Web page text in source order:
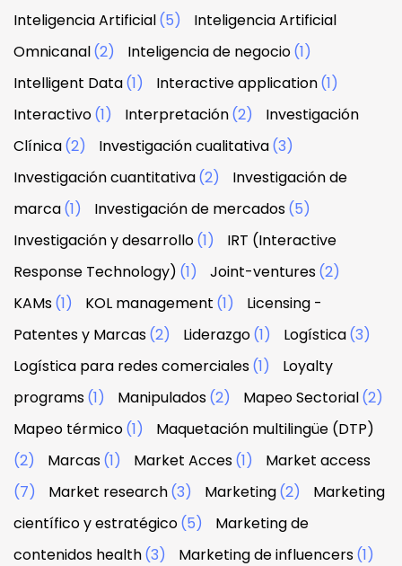
Inteligencia Artificial(5)
Inteligencia Artificial
Omnicanal(2) Inteligencia de negocio(1)
Intelligent Data(1) Interactive application(1)
Interactivo(1) Interpretación(2)
Investigación
Clínica(2) Investigación cualitativa(3)
Investigación cuantitativa(2)
Investigación de
marca(1) Investigación de mercados(5)
Investigación y desarrollo(1)
IRT (Interactive
Response Technology) (1) Joint-ventures(2)
KAMs(1) KOL management (1)
Licensing -
Patentes y Marcas(2) Liderazgo(1) Logística(3)
Logística para redes comerciales(1)
Loyalty
programs(1) Manipulados(2) Mapeo Sectorial(2)
Mapeo térmico(1)
Maquetación multilingüe (DTP)
(2)
Marcas(1) Market Acces(1)
Market access
(7)
Market research(3) Marketing(2)
Marketing
científico y estratégico(5)
Marketing de
contenidos health(3) Marketing de influencers(1)